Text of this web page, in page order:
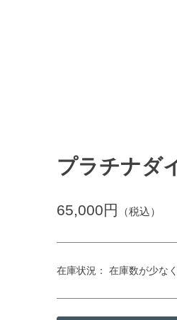
プラチナダ
65,000円 （税込）
在庫状況： 在庫数が少な